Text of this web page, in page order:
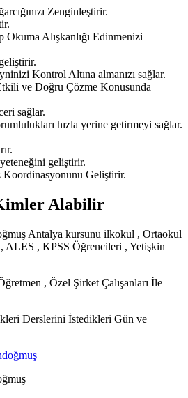
Zenginleştirir.
Alışkanlığı Edinmenizi
Kontrol Altına almanızı sağlar.
ve Doğru Çözme Konusunda
sağlar.
hızla yerine getirmeyi sağlar.
geliştirir.
Koordinasyonunu Geliştirir.
Alabilir
Antalya kursunu ilkokul , Ortaokul
ALES , KPSS Öğrencileri , Yetişkin
, Özel Şirket Çalışanları İle
Derslerini İstedikleri Gün ve